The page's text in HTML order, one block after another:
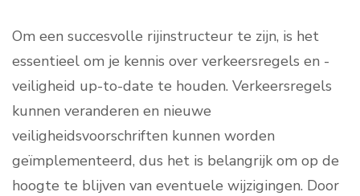
Om een succesvolle rijinstructeur te zijn, is het
essentieel om je kennis over verkeersregels en -
veiligheid up-to-date te houden. Verkeersregels
kunnen veranderen en nieuwe
veiligheidsvoorschriften kunnen worden
geïmplementeerd, dus het is belangrijk om op de
hoogte te blijven van eventuele wijzigingen. Door